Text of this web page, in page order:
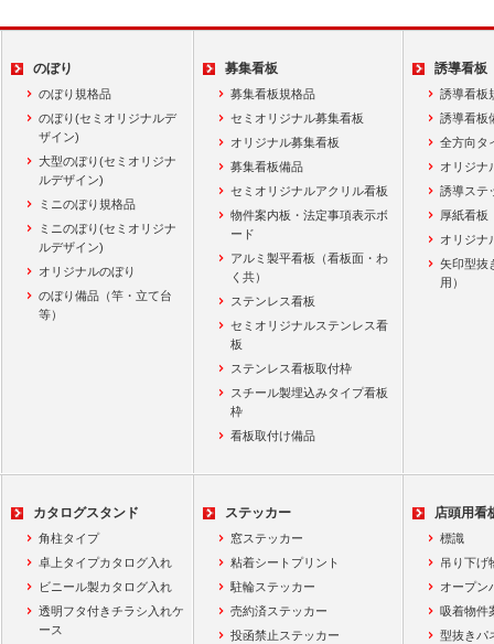
のぼり
のぼり規格品
のぼり(セミオリジナルデ
ザイン)
大型のぼり(セミオリジナ
ルデザイン)
ミニのぼり規格品
ミニのぼり(セミオリジナ
ルデザイン)
オリジナルのぼり
のぼり備品（竿・立て台
等）
募集看板
募集看板規格品
セミオリジナル募集看板
オリジナル募集看板
募集看板備品
セミオリジナルアクリル看板
物件案内板・法定事項表示ボ
ード
アルミ製平看板（看板面・わ
く共）
ステンレス看板
セミオリジナルステンレス看
板
ステンレス看板取付枠
スチール製埋込みタイプ看板
枠
看板取付け備品
誘導看板
誘導看板
誘導看板
全方向タ
オリジナ
誘導ステ
厚紙看板
オリジナ
矢印型抜
用）
カタログスタンド
角柱タイプ
卓上タイプカタログ入れ
ビニール製カタログ入れ
透明フタ付きチラシ入れケ
ース
ステッカー
窓ステッカー
粘着シートプリント
駐輪ステッカー
売約済ステッカー
投函禁止ステッカー
店頭用看
標識
吊り下げ
オープン
吸着物件
型抜きパ